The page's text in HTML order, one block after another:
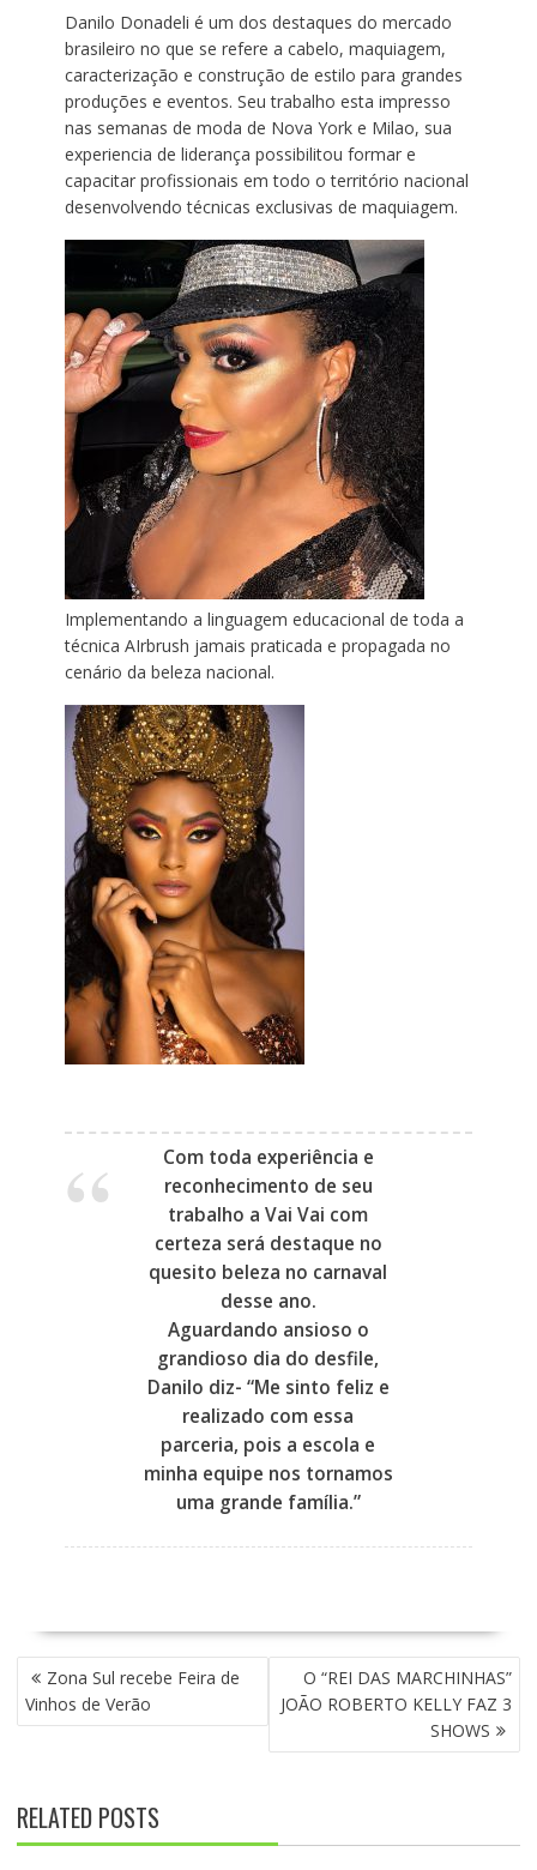
Danilo Donadeli é um dos destaques do mercado
brasileiro no que se refere a cabelo, maquiagem,
caracterização e construção de estilo para grandes
produções e eventos. Seu trabalho esta impresso
nas semanas de moda de Nova York e Milao, sua
experiencia de liderança possibilitou formar e
capacitar profissionais em todo o território nacional
desenvolvendo técnicas exclusivas de maquiagem.
Implementando a linguagem educacional de toda a
técnica AIrbrush jamais praticada e propagada no
cenário da beleza nacional.
Com toda experiência e
reconhecimento de seu
trabalho a Vai Vai com
certeza será destaque no
quesito beleza no carnaval
desse ano.
Aguardando ansioso o
grandioso dia do desfile,
Danilo diz- “Me sinto feliz e
realizado com essa
parceria, pois a escola e
minha equipe nos tornamos
uma grande família.”
N
A
V
A
Ç
Ã
Zona Sul recebe Feira de
Vinhos de Verão
O “REI DAS MARCHINHAS”
JOÃO ROBERTO KELLY FAZ 3
SHOWS
RELATED POSTS